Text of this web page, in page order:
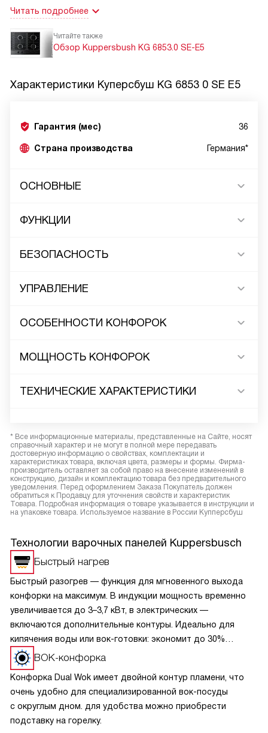
Читать подробнее
Читайте также
Обзор Kuppersbush KG 6853.0 SE-E5
Характеристики Куперсбуш KG 6853 0 SE E5
Гарантия (мес) 36
Страна производства Германия*
ОСНОВНЫЕ
ФУНКЦИИ
БЕЗОПАСНОСТЬ
УПРАВЛЕНИЕ
ОСОБЕННОСТИ КОНФОРОК
МОЩНОСТЬ КОНФОРОК
ТЕХНИЧЕСКИЕ ХАРАКТЕРИСТИКИ
* Все информационные материалы, представленные на Сайте, носят
справочный характер и не могут в полной мере передавать
достоверную информацию о свойствах, комплектации и
характеристиках товара, включая цвета, размеры и формы. Фирма-
производитель оставляет за собой право на внесение изменений в
конструкцию, дизайн и комплектацию товара без предварительного
уведомления. Перед оформлением Заказа Покупатель должен
обратиться к Продавцу для уточнения свойств и характеристик
Товара. Подробная информация о товаре указывается в инструкции и
на упаковке товара. Используемое название в России Купперсбуш
Технологии варочных панелей Kuppersbusch
Быстрый нагрев
Быстрый разогрев — функция для мгновенного выхода
конфорки на максимум. В индукции мощность временно
увеличивается до 3–3,7 кВт, в электрических —
включаются дополнительные контуры. Идеально для
кипячения воды или вок-готовки: экономит до 30%
времени. Важно: используйте посуду с ровным дном,
соответствующим диаметру зоны. Функция работает
циклами, защищая технику от перегрева. После закипания
переключайте на стандартный режим — это бережёт
энергию и сохраняет вкус блюд.
ВОК-конфорка
Конфорка Dual Wok имеет двойной контур пламени, что
очень удобно для специализированной вок-посуды
с округлым дном. для удобства можно приобрести
подставку на горелку.